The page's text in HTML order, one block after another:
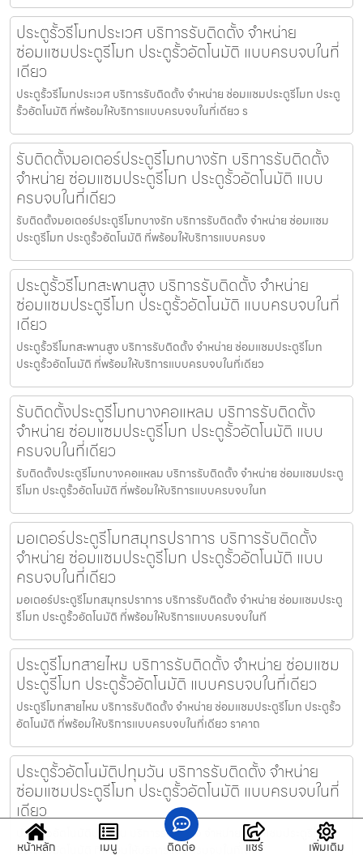
ประตูรั้วรีโมทประเวศ บริการรับติดตั้ง จำหน่าย
ซ่อมแซมประตูรีโมท ประตูรั้วอัตโนมัติ แบบครบจบในที่
เดียว
ประตูรั้วรีโมทประเวศ บริการรับติดตั้ง จำหน่าย ซ่อมแซมประตูรีโมท ประตู
รั้วอัตโนมัติ ที่พร้อมให้บริการแบบครบจบในที่เดียว ร
รับติดตั้งมอเตอร์ประตูรีโมทบางรัก บริการรับติดตั้ง
จำหน่าย ซ่อมแซมประตูรีโมท ประตูรั้วอัตโนมัติ แบบ
ครบจบในที่เดียว
รับติดตั้งมอเตอร์ประตูรีโมทบางรัก บริการรับติดตั้ง จำหน่าย ซ่อมแซม
ประตูรีโมท ประตูรั้วอัตโนมัติ ที่พร้อมให้บริการแบบครบจ
ประตูรั้วรีโมทสะพานสูง บริการรับติดตั้ง จำหน่าย
ซ่อมแซมประตูรีโมท ประตูรั้วอัตโนมัติ แบบครบจบในที่
เดียว
ประตูรั้วรีโมทสะพานสูง บริการรับติดตั้ง จำหน่าย ซ่อมแซมประตูรีโมท
ประตูรั้วอัตโนมัติ ที่พร้อมให้บริการแบบครบจบในที่เดียว
รับติดตั้งประตูรีโมทบางคอแหลม บริการรับติดตั้ง
จำหน่าย ซ่อมแซมประตูรีโมท ประตูรั้วอัตโนมัติ แบบ
ครบจบในที่เดียว
รับติดตั้งประตูรีโมทบางคอแหลม บริการรับติดตั้ง จำหน่าย ซ่อมแซมประตู
รีโมท ประตูรั้วอัตโนมัติ ที่พร้อมให้บริการแบบครบจบในท
มอเตอร์ประตูรีโมทสมุทรปราการ บริการรับติดตั้ง
จำหน่าย ซ่อมแซมประตูรีโมท ประตูรั้วอัตโนมัติ แบบ
ครบจบในที่เดียว
มอเตอร์ประตูรีโมทสมุทรปราการ บริการรับติดตั้ง จำหน่าย ซ่อมแซมประตู
รีโมท ประตูรั้วอัตโนมัติ ที่พร้อมให้บริการแบบครบจบในที
ประตูรีโมทสายไหม บริการรับติดตั้ง จำหน่าย ซ่อมแซม
ประตูรีโมท ประตูรั้วอัตโนมัติ แบบครบจบในที่เดียว
ประตูรีโมทสายไหม บริการรับติดตั้ง จำหน่าย ซ่อมแซมประตูรีโมท ประตูรั้ว
อัตโนมัติ ที่พร้อมให้บริการแบบครบจบในที่เดียว ราคาถ
ประตูรั้วอัตโนมัติปทุมวัน บริการรับติดตั้ง จำหน่าย
ซ่อมแซมประตูรีโมท ประตูรั้วอัตโนมัติ แบบครบจบในที่
เดียว
ประตูรั้วอัตโนมัติปทุมวัน บริการรับติดตั้ง จำหน่าย ซ่อมแซมประตูรีโมท
ประตูรั้วอัตโนมัติ ที่พร้อมให้บริการแบบครบจบในที่เด
หน้าหลัก เมนู ติดต่อ แชร์ เพิ่มเติม